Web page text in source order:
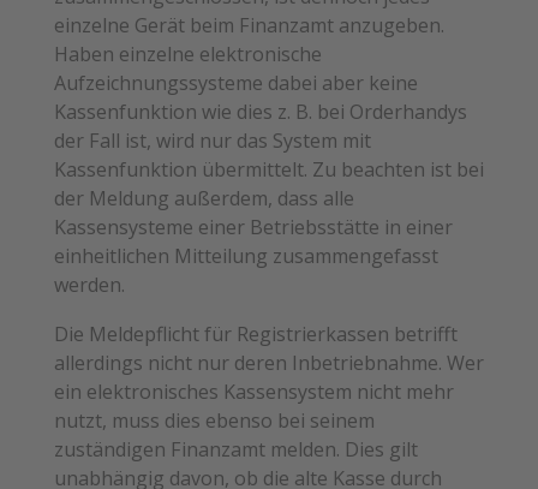
einzelne Gerät beim Finanzamt anzugeben.
Haben einzelne elektronische
Aufzeichnungssysteme dabei aber keine
Kassenfunktion wie dies z. B. bei Orderhandys
der Fall ist, wird nur das System mit
Kassenfunktion übermittelt. Zu beachten ist bei
der Meldung außerdem, dass alle
Kassensysteme einer Betriebsstätte in einer
einheitlichen Mitteilung zusammengefasst
werden.
Die Meldepflicht für Registrierkassen betrifft
allerdings nicht nur deren Inbetriebnahme. Wer
ein elektronisches Kassensystem nicht mehr
nutzt, muss dies ebenso bei seinem
zuständigen Finanzamt melden. Dies gilt
unabhängig davon, ob die alte Kasse durch